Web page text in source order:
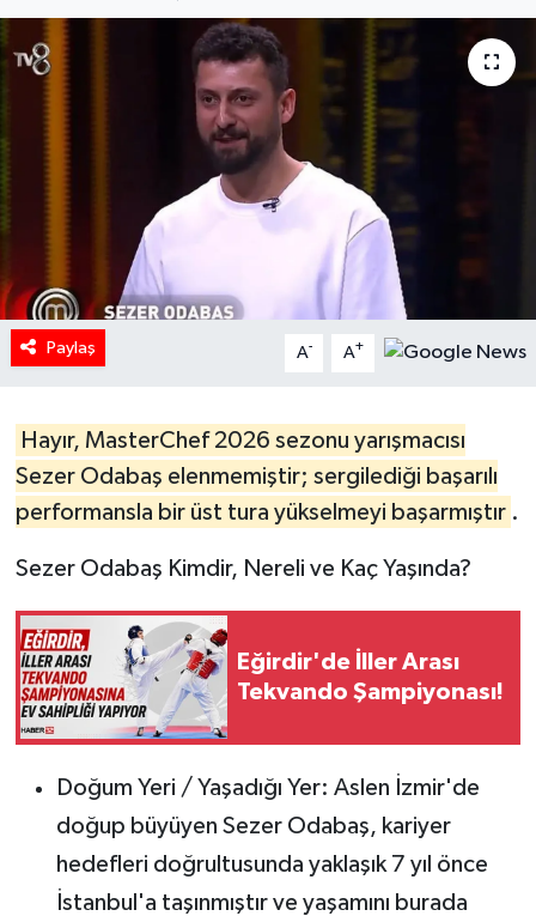
Paylaş A- A+
Hayır, MasterChef 2026 sezonu yarışmacısı
Sezer Odabaş elenmemiştir; sergilediği başarılı
performansla bir üst tura yükselmeyi başarmıştır .
Sezer Odabaş Kimdir, Nereli ve Kaç Yaşında?
Eğirdir'de İller Arası
Tekvando Şampiyonası!
Doğum Yeri / Yaşadığı Yer: Aslen İzmir'de
doğup büyüyen Sezer Odabaş, kariyer
hedefleri doğrultusunda yaklaşık 7 yıl önce
İstanbul 'a taşınmıştır ve yaşamını burada
HABERDE İNSAN
İlginç
KÜLTÜR SANAT
MAGAZİN
POLİTİKA
SAĞLIK
Spor
Tarihi Yapılarımız
Teknoloji
Türkiye
İletişim
Künye